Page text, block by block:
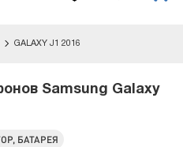
GALAXY J1 2016
Samsung Galaxy
БАТАРЕЯ